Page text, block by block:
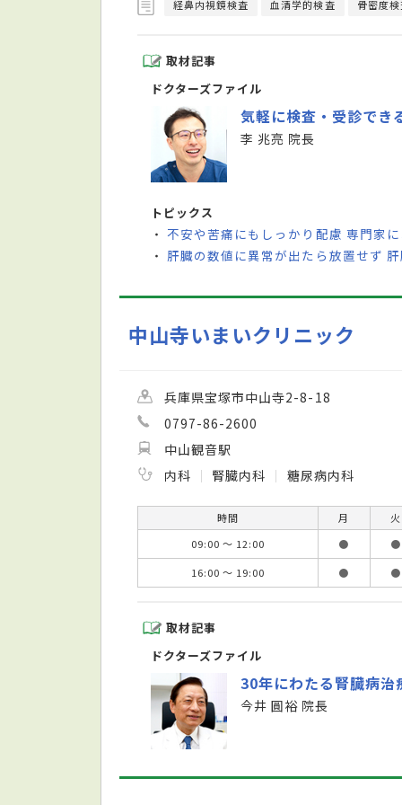
経鼻内視鏡検査 血清学的検査 骨密度
取材記事
ドクターズファイル
気軽に検査・受診でき
李 兆亮 院長
トピックス
・ 不安や苦痛にもしっかり配慮 専門家
・ 肝臓の数値に異常が出たら放置せず
中山寺いまいクリニック
兵庫県宝塚市中山寺2-8-18
0797-86-2600
中山観音駅
内科
腎臓内科 糖尿病内科
時間 月
火
09:00 ～ 12:00
●
●
16:00 ～ 19:00
● ●
取材記事
ドクターズファイル
30年にわたる腎臓病
今井 圓裕 院長